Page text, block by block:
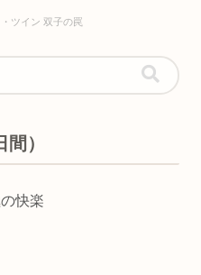
ツイン 双子の罠
）
快楽